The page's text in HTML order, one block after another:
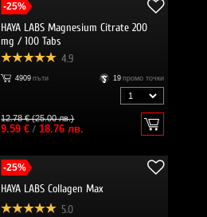
-25%
HAYA LABS Magnesium Citrate 200
mg / 100 Tabs
4.9
4909 пъти 19 промо точки
12.78 € (25.00 лв.)
9.59 €/ 18.76 лв.
-25%
HAYA LABS Collagen Max
5.0